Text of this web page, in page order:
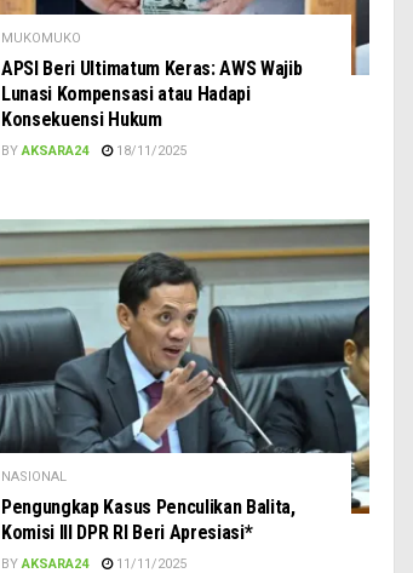
MUKOMUKO
APSI Beri Ultimatum Keras: AWS Wajib
Lunasi Kompensasi atau Hadapi
Konsekuensi Hukum
BY AKSARA24 18/11/2025
NASIONAL
Pengungkap Kasus Penculikan Balita,
Komisi III DPR RI Beri Apresiasi*
BY AKSARA24 11/11/2025